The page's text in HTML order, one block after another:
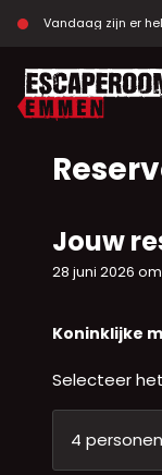
Vandaag zijn er
Jouw
28 juni 2026 om
Koninklijke
Selecteer